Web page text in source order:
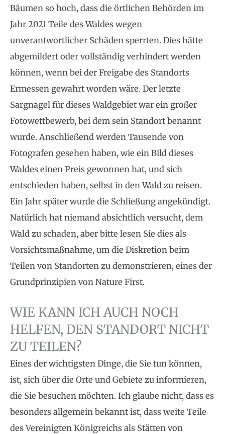
Bäumen so hoch, dass die örtlichen Behörden im
Jahr 2021 Teile des Waldes wegen
unverantwortlicher Schäden sperrten. Dies hätte
abgemildert oder vollständig verhindert werden
können, wenn bei der Freigabe des Standorts
Ermessen gewahrt worden wäre. Der letzte
Sargnagel für dieses Waldgebiet war ein großer
Fotowettbewerb, bei dem sein Standort benannt
wurde. Anschließend werden Tausende von
Fotografen gesehen haben, wie ein Bild dieses
Waldes einen Preis gewonnen hat, und sich
entschieden haben, selbst in den Wald zu reisen.
Ein Jahr später wurde die Schließung angekündigt.
Natürlich hat niemand absichtlich versucht, dem
Wald zu schaden, aber bitte lesen Sie dies als
Vorsichtsmaßnahme, um die Diskretion beim
Teilen von Standorten zu demonstrieren, eines der
Grundprinzipien von Nature First.
WIE KANN ICH AUCH NOCH
HELFEN, DEN STANDORT NICHT
ZU TEILEN?
Eines der wichtigsten Dinge, die Sie tun können,
ist, sich über die Orte und Gebiete zu informieren,
die Sie besuchen möchten. Ich glaube nicht, dass es
besonders allgemein bekannt ist, dass weite Teile
des Vereinigten Königreichs als Stätten von